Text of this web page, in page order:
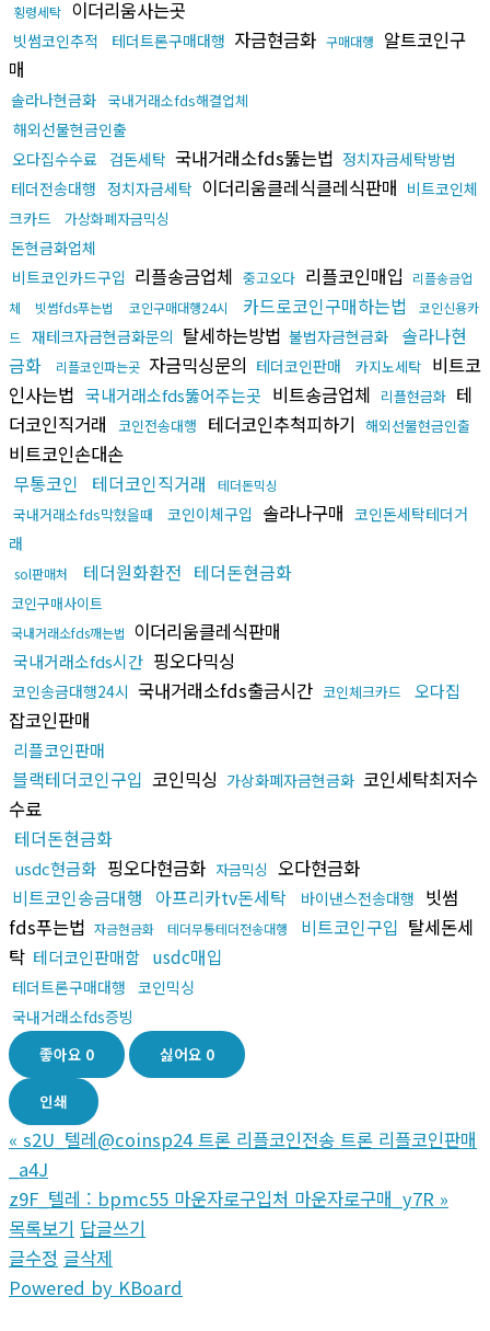
횡령세탁 이더리움사는곳
빗썸코인추적 테더트론구매대행 자금현금화 구매대행
알트코인구
매
솔라나현금화 국내거래소fds해결업체
해외선물현금인출
오다집수수료
검돈세탁 국내거래소fds뚫는법 정치자금세탁방법
테더전송대행 정치자금세탁 이더리움클레식클레식판매 비트코인체
크카드
가상화폐자금믹싱
돈현금화업체
비트코인카드구입 리플송금업체 중고오다 리플코인매입
리플송금업
체
빗썸fds푸는법 코인구매대행24시 카드로코인구매하는법
코인신용카
드 재테크자금현금화문의 탈세하는방법 불법자금현금화
솔라나현
금화
리플코인파는곳 자금믹싱문의 테더코인판매 카지노세탁 비트코
인사는법 국내거래소fds뚫어주는곳 비트송금업체 리플현금화 테
더코인직거래
코인전송대행 테더코인추척피하기 해외선물현금인출
비트코인손대손
무통코인
테더코인직거래 테더돈믹싱
국내거래소fds막혔을때 코인이체구입 솔라나구매 코인돈세탁테더거
래
sol판매처 테더원화환전 테더돈현금화
코인구매사이트
국내거래소fds깨는법 이더리움클레식판매
국내거래소fds시간 핑오다믹싱
코인송금대행24시 국내거래소fds출금시간 코인체크카드 오다집
잡코인판매
리플코인판매
블랙테더코인구입 코인믹싱 가상화폐자금현금화 코인세탁최저수
수료
테더돈현금화
usdc현금화 핑오다현금화 자금믹싱 오다현금화
비트코인송금대행 아프리카tv돈세탁 바이낸스전송대행 빗썸
fds푸는법 자금현금화 테더무통테더전송대행 비트코인구입 탈세돈세
탁 테더코인판매함 usdc매입
테더트론구매대행 코인믹싱
국내거래소fds증빙
좋아요 0 싫어요 0
인쇄
« s2U_텔레@coinsp24 트론 리플코인전송 트론 리플코인판매
_a4J
z9F_텔레 : bpmc55 마운자로구입처 마운자로구매_y7R »
목록보기 답글쓰기
글수정 글삭제
Powered by KBoard